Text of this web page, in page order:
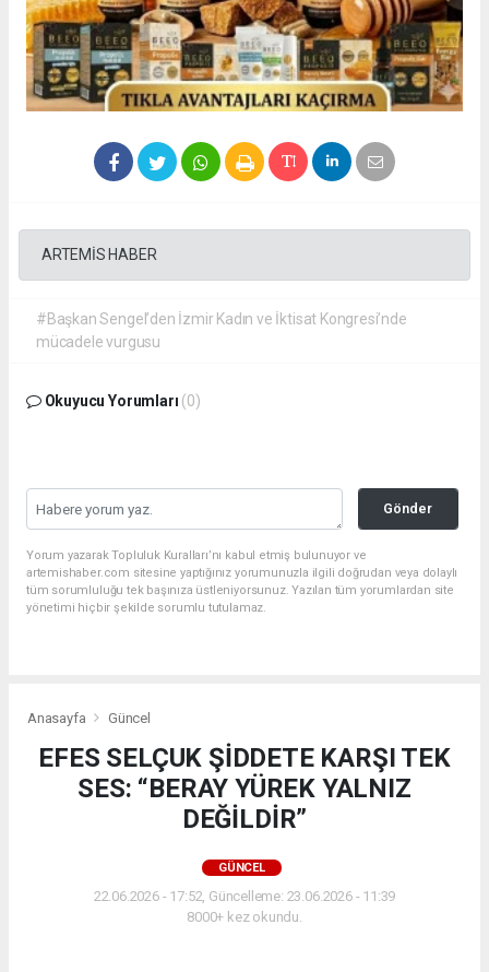
ARTEMİS HABER
#Başkan Sengel’den İzmir Kadın ve İktisat Kongresi’nde
mücadele vurgusu
Okuyucu Yorumları (0)
Gönder
Yorum yazarak Topluluk Kuralları’nı kabul etmiş bulunuyor ve
artemishaber.com sitesine yaptığınız yorumunuzla ilgili doğrudan veya dolaylı
tüm sorumluluğu tek başınıza üstleniyorsunuz. Yazılan tüm yorumlardan site
yönetimi hiçbir şekilde sorumlu tutulamaz.
Anasayfa Güncel
EFES SELÇUK ŞİDDETE KARŞI TEK
SES: “BERAY YÜREK YALNIZ
DEĞİLDİR”
GÜNCEL
22.06.2026 - 17:52, Güncelleme: 23.06.2026 - 11:39
8000+ kez okundu.